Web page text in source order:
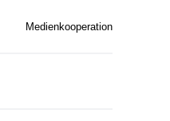
Medienkooperation